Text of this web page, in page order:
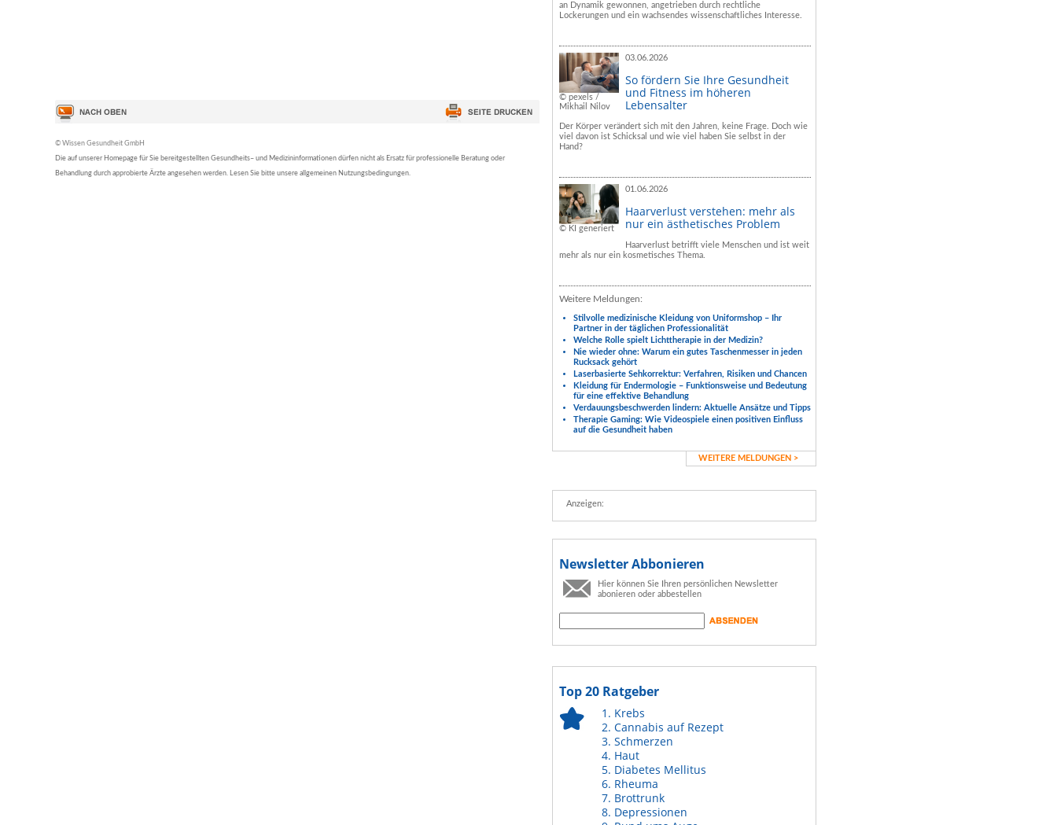
© Wissen Gesundheit GmbH
Die auf unserer Homepage für Sie bereitgestellten Gesundheits– und Medizininformationen dürfen nicht als Ersatz für professionelle Beratung oder
Behandlung durch approbierte Ärzte angesehen werden. Lesen Sie bitte unsere allgemeinen Nutzungsbedingungen.
an Dynamik gewonnen, angetrieben durch rechtliche
Lockerungen und ein wachsendes wissenschaftliches Interesse.
© pexels /
Mikhail Nilov
03.06.2026
So fördern Sie Ihre Gesundheit
und Fitness im höheren
Lebensalter
Der Körper verändert sich mit den Jahren, keine Frage. Doch wie
viel davon ist Schicksal und wie viel haben Sie selbst in der
Hand?
© KI generiert
01.06.2026
Haarverlust verstehen: mehr als
nur ein ästhetisches Problem
Haarverlust betrifft viele Menschen und ist weit
mehr als nur ein kosmetisches Thema.
Weitere Meldungen:
Stilvolle medizinische Kleidung von Uniformshop – Ihr
Partner in der täglichen Professionalität
Welche Rolle spielt Lichttherapie in der Medizin?
Nie wieder ohne: Warum ein gutes Taschenmesser in jeden
Rucksack gehört
Laserbasierte Sehkorrektur: Verfahren, Risiken und Chancen
Kleidung für Endermologie – Funktionsweise und Bedeutung
für eine effektive Behandlung
Verdauungsbeschwerden lindern: Aktuelle Ansätze und Tipps
Therapie Gaming: Wie Videospiele einen positiven Einfluss
auf die Gesundheit haben
WEITERE MELDUNGEN >
Anzeigen:
Newsletter Abbonieren
Hier können Sie Ihren persönlichen Newsletter
abonieren oder abbestellen
Top 20 Ratgeber
Krebs
Cannabis auf Rezept
Schmerzen
Haut
Diabetes Mellitus
Rheuma
Brottrunk
Depressionen